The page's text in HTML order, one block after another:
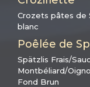
Crozets pâtes de
blanc
Poêlée de
Spätzlis Frais/
Montbéliard/
Fond Brun